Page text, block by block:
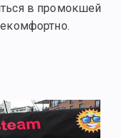
в промокшей